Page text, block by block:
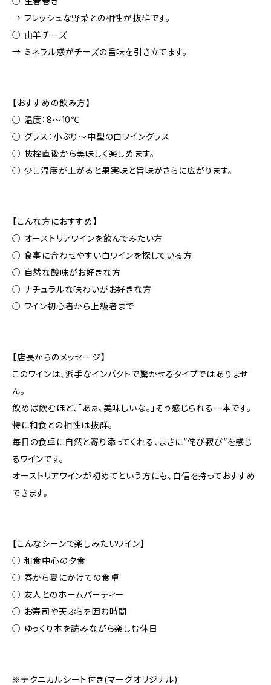
→ フレッシュな野菜との相性が抜群です。
○ 山羊チーズ
→ ミネラル感がチーズの旨味を引き立てます。
【おすすめの飲み方】
○ 温度：8〜10℃
○ グラス：小ぶり〜中型の白ワイングラス
○ 抜栓直後から美味しく楽しめます。
○ 少し温度が上がると果実味と旨味がさらに広がります。
【こんな方におすすめ】
○ オーストリアワインを飲んでみたい方
○ 食事に合わせやすい白ワインを探している方
○ 自然な酸味がお好きな方
○ ナチュラルな味わいがお好きな方
○ ワイン初心者から上級者まで
【店長からのメッセージ】
このワインは、派手なインパクトで驚かせるタイプではありませ
ん。
飲めば飲むほど、「あぁ、美味しいな。」そう感じられる一本です。
特に和食との相性は抜群。
毎日の食卓に自然と寄り添ってくれる、まさに”侘び寂び”を感じ
るワインです。
オーストリアワインが初めてという方にも、自信を持っておすすめ
できます。
【こんなシーンで楽しみたいワイン】
○ 和食中心の夕食
○ 春から夏にかけての食卓
○ 友人とのホームパーティー
○ お寿司や天ぷらを囲む時間
○ ゆっくり本を読みながら楽しむ休日
※テクニカルシート付き(マーグオリジナル)